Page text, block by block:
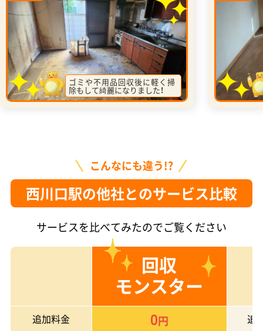
ゴミや不用品回収後に軽く掃
除もして綺麗になりました！
こんなにも違う!?
西川口駅の他社とのサービス比較
サービスを比べてみたのでご覧ください
回収
モンスター
追加料金 0円
追